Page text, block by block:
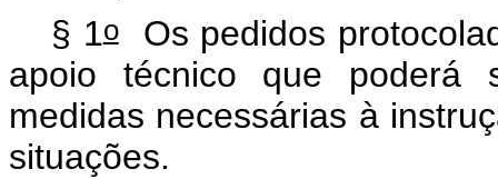
§ 1oOs pedidos
apoio técnico que poderá
medidas necessárias à
situações.